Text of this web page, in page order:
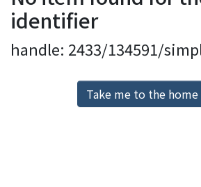
Home
Communities
Browse
Download Ranking
identifier
handle: 2433/134591/
Take me to the home